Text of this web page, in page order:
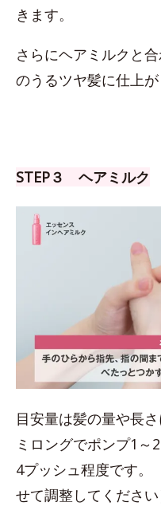
きます。
さらにヘアミルクと
のうるツヤ髪に仕上が
STEP３ ヘアミルク
目安量は髪の量や長
ミロングでポンプ1～
4プッシュ程度です
せて調整してください